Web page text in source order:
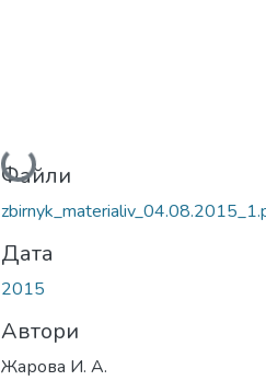
Вантажиться...
Файли
Дата
2015
Автори
Жарова И. А.